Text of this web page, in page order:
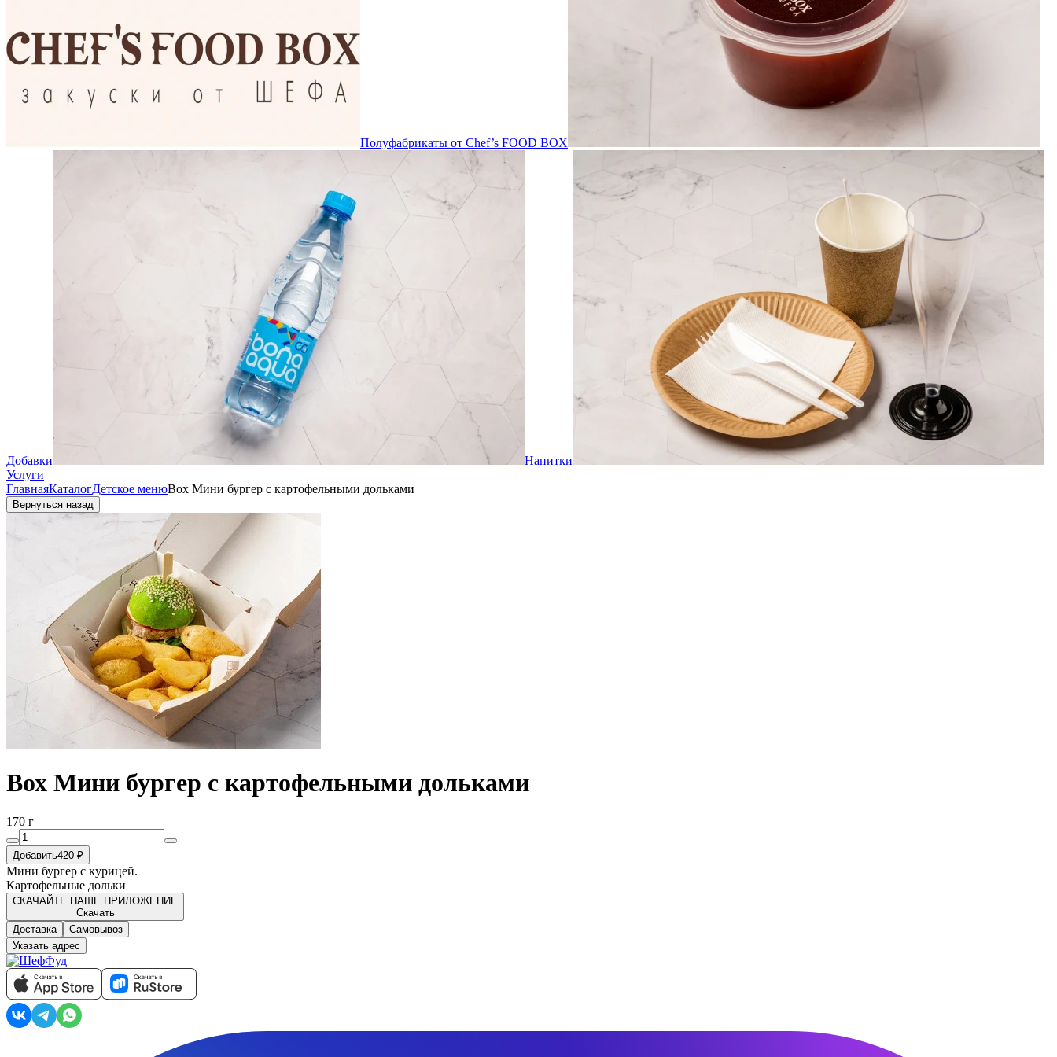
Полуфабрикаты от Chef’s FOOD BOX
Добавки
Напитки
Услуги
ГлавнаяКаталогДетское менюВох Мини бургер с картофельными дольками
Вернуться назад
Вох Мини бургер с картофельными дольками
170 г
Добавить420 ₽
Мини бургер с курицей.
Картофельные дольки
СКАЧАЙТЕ НАШЕ ПРИЛОЖЕНИЕ
Скачать
Доставка
Самовывоз
Указать адрес